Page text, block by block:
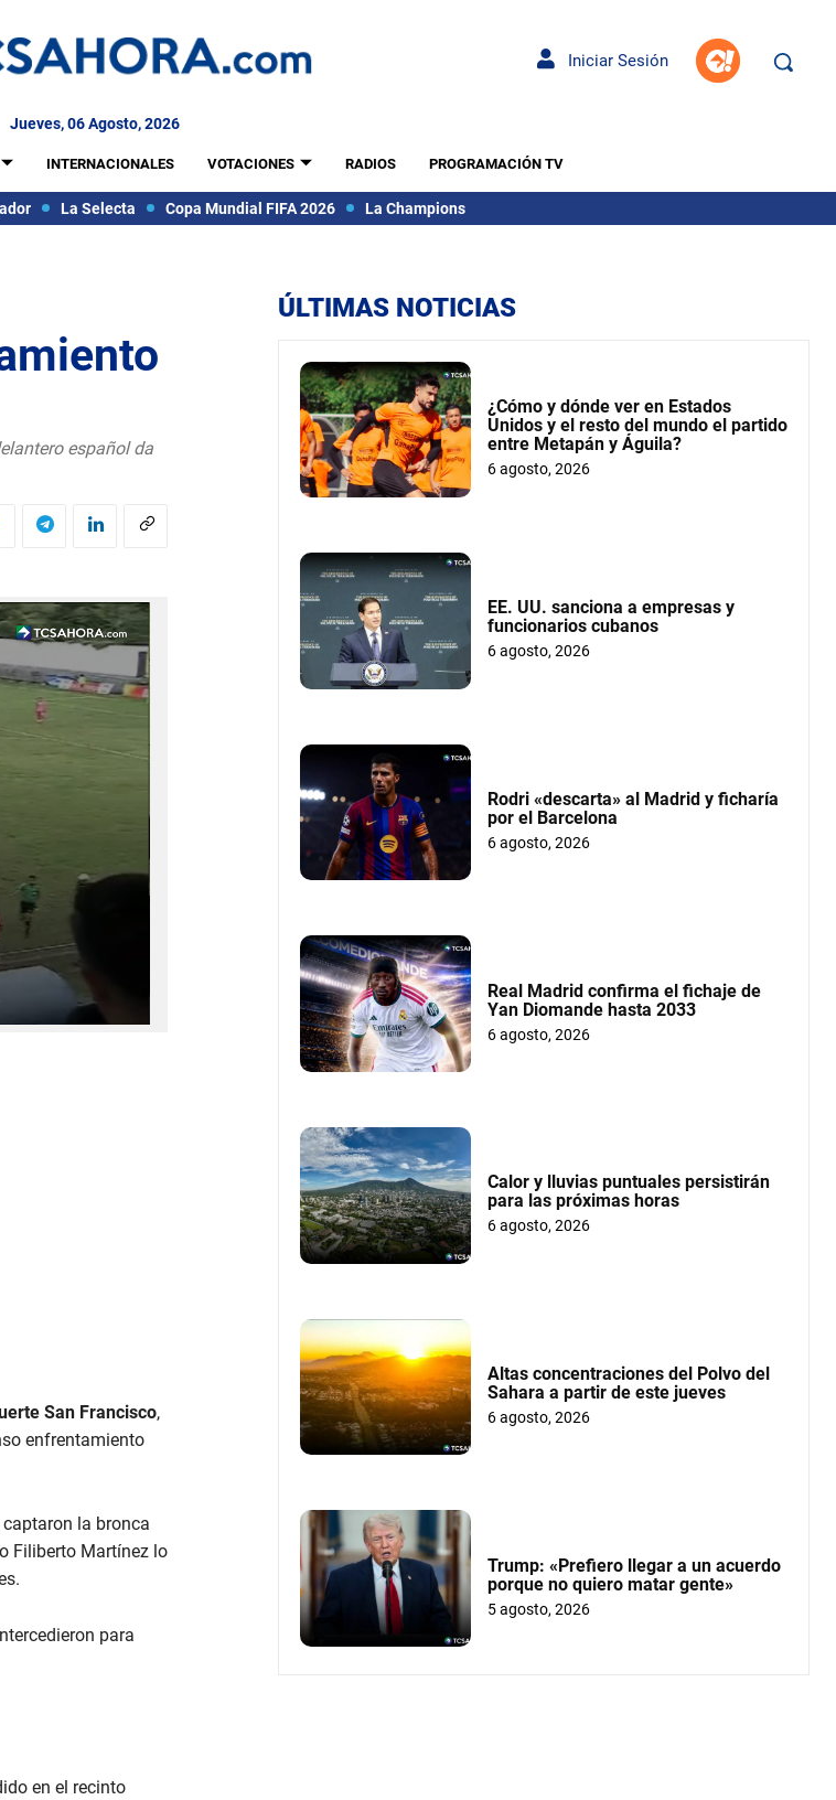
Iniciar Sesión
Jueves, 06 Agosto, 2026
INTERNACIONALES VOTACIONES RADIOS PROGRAMACIÓN TV
La Selecta Copa Mundial FIFA 2026 La Champions
español da
San Francisco,
enfrentamiento
la bronca
Filiberto Martínez lo
para
en el recinto
ÚLTIMAS NOTICIAS
¿Cómo y dónde ver en Estados
Unidos y el resto del mundo el partido
entre Metapán y Águila?
6 agosto, 2026
EE. UU. sanciona a empresas y
funcionarios cubanos
6 agosto, 2026
Rodri «descarta» al Madrid y ficharía
por el Barcelona
6 agosto, 2026
Real Madrid confirma el fichaje de
Yan Diomande hasta 2033
6 agosto, 2026
Calor y lluvias puntuales persistirán
para las próximas horas
6 agosto, 2026
Altas concentraciones del Polvo del
Sahara a partir de este jueves
6 agosto, 2026
Trump: «Prefiero llegar a un acuerdo
porque no quiero matar gente»
5 agosto, 2026